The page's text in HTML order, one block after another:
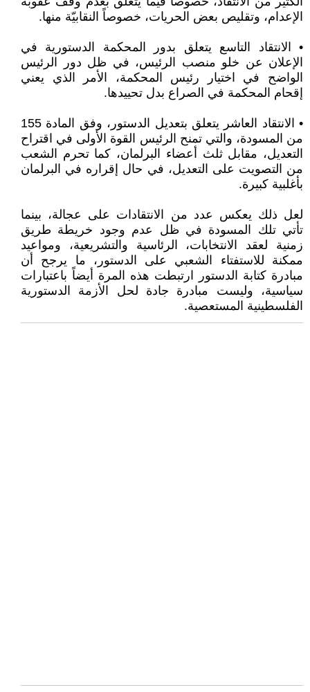
الإعدام، وتقليص بعض الحريات، خصوصاً النقابيّة منها.
• الانتقاد التاسع يتعلق بدور المحكمة الدستورية في
الإعلان عن خلو منصب الرئيس، في ظل دور الرئيس
الواضح في اختيار رئيس المحكمة، الأمر الذي يعني
إقحام المحكمة في الصراع بدل تحييدها.
• الانتقاد العاشر يتعلق بتعديل الدستور، وفق المادة 155
من المسودة، والتي تمنح الرئيس القوة الأولى في اقتراح
التعديل، مقابل ثلث أعضاء البرلمان، كما تحرم الشعب
من التصويت على التعديل، في حال إقراره في البرلمان
بأغلبية كبيرة.
لعل ذلك يعكس عدد من الانتقادات على عجالة، بينما
تأتي تلك المسودة في ظل عدم وجود خريطة طريق
زمنية لعقد الانتخابات، الرئاسية والتشريعية، ومواعيد
ممكنة للاستفتاء الشعبي على الدستور، ما يرجح أن
مبادرة كتابة الدستور ارتبطت هذه المرة أيضاً باعتبارات
سياسية، وليست مبادرة جادة لحل الأزمة الدستورية
الفلسطينية المستعصية.